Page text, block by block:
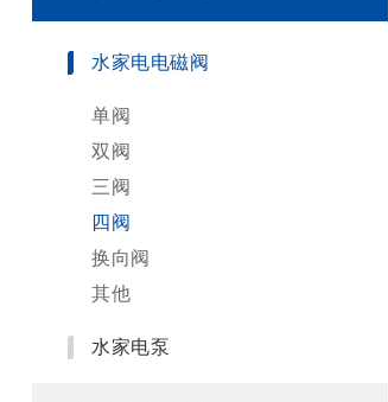
水家电电磁阀
单阀
双阀
三阀
四阀
换向阀
其他
水家电泵